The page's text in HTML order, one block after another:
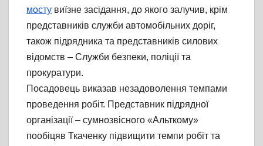
мосту виїзне засідання, до якого залучив, крім
представників служби автомобільних доріг,
також підрядника та представників силових
відомств – Служби безпеки, поліції та
прокуратури.
Посадовець виказав незадоволення темпами
проведення робіт. Представник підрядної
організації – сумнозвісного «Альткому»
пообіцяв Ткаченку підвищити темпи робіт та